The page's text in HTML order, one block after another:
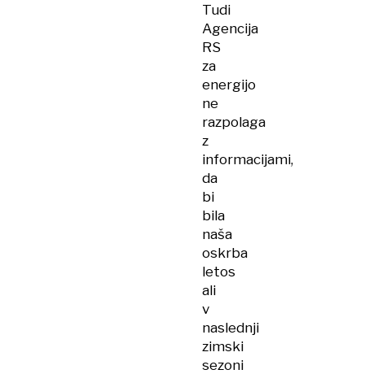
Tudi
Agencija
RS
za
energijo
ne
razpolaga
z
informacijami,
da
bi
bila
naša
oskrba
letos
ali
v
naslednji
zimski
sezoni